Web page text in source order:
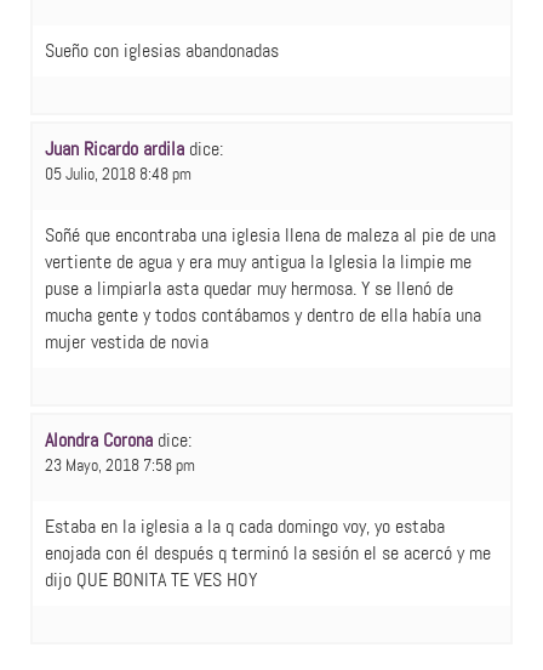
Sueño con iglesias abandonadas
Juan Ricardo ardila dice:
05 Julio, 2018 8:48 pm
Soñé que encontraba una iglesia llena de maleza al pie de una
vertiente de agua y era muy antigua la Iglesia la limpie me
puse a limpiarla asta quedar muy hermosa. Y se llenó de
mucha gente y todos contábamos y dentro de ella había una
mujer vestida de novia
Alondra Corona dice:
23 Mayo, 2018 7:58 pm
Estaba en la iglesia a la q cada domingo voy, yo estaba
enojada con él después q terminó la sesión el se acercó y me
dijo QUE BONITA TE VES HOY